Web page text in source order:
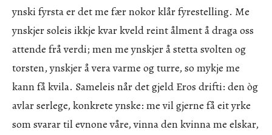
ynski fyrsta er det me fær nokor klår fyrestelling. Me
ynskjer soleis ikkje kvar kveld reint ålment å draga oss
attende frå verdi; men me ynskjer å stetta svolten og
torsten, ynskjer å vera varme og turre, so mykje me
kann få kvila. Sameleis når det gjeld Eros drifti: den òg
avlar serlege, konkrete ynske: me vil gjerne få eit yrke
som svarar til evnone våre, vinna den kvinna me elskar,